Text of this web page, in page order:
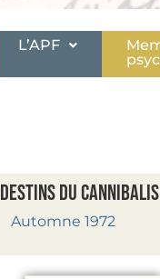
L’APF
Destins du
Automne 1972